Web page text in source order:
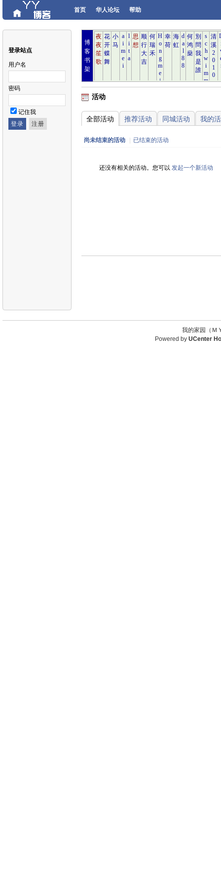
首页 华人论坛 帮助
登录站点
用户名
密码
记住我
博
客
书
架
活动
全部活动 推荐活动 同城活动 我的
尚未结束的活动 已结束的活动
还没有相关的活动。您可以 发起一个新活动
我的家园（
Powered by UCenter